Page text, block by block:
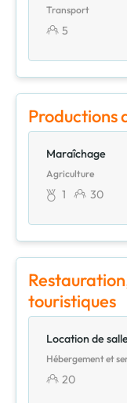
Transport
5
Productions
Maraîchage
Agriculture
1 30
touristiques
Location de
Hébergement et
20